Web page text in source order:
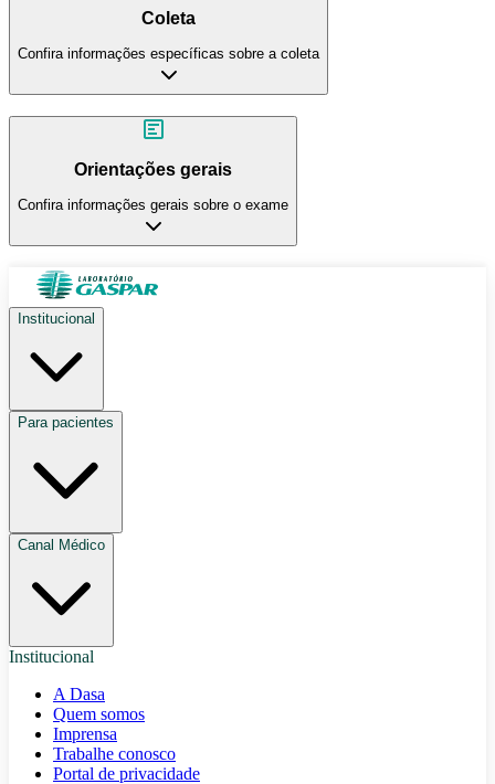
Coleta
Confira informações específicas sobre a coleta
Orientações gerais
Confira informações gerais sobre o exame
Institucional
Para pacientes
Canal Médico
Institucional
A Dasa
Quem somos
Imprensa
Trabalhe conosco
Portal de privacidade